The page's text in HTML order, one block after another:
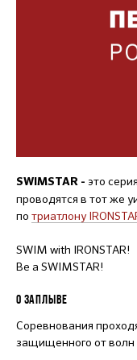
SWIMSTAR - это
проводятся в тот же
по триатлону
SWIM with IRONSTAR!
Be a SWIMSTAR!
О ЗАПЛЫВЕ
Соревнования
защищенного от